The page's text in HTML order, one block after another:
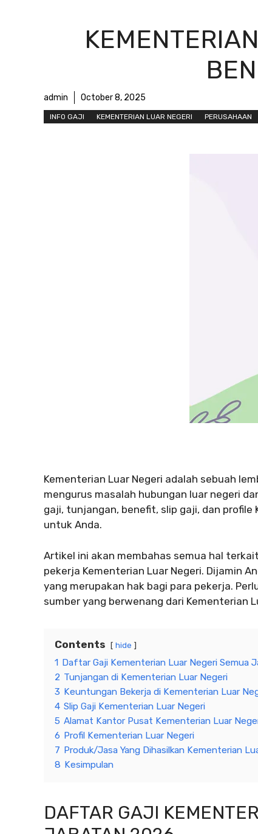
admin October 8, 2025
INFO GAJI KEMENTERIAN LUAR NEGERI PERUSAHAAN
Kementerian Luar Negeri adalah sebuah
mengurus masalah hubungan luar negeri
gaji, tunjangan, benefit, slip gaji, dan
untuk Anda.
Artikel ini akan membahas semua hal
pekerja Kementerian Luar Negeri. Dijamin
yang merupakan hak bagi para pekerja.
sumber yang berwenang dari Kementerian
Contents hide
1 Daftar Gaji Kementerian Luar Negeri Semua
2 Tunjangan di Kementerian Luar Negeri
3 Keuntungan Bekerja di Kementerian Luar
4 Slip Gaji Kementerian Luar Negeri
5 Alamat Kantor Pusat Kementerian Luar
6 Profil Kementerian Luar Negeri
7 Produk/Jasa Yang Dihasilkan Kementerian
8 Kesimpulan
DAFTAR GAJI